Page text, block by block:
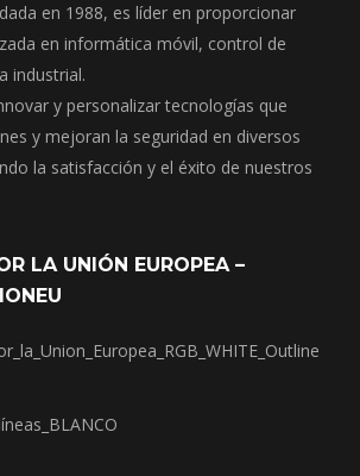
en 1988, es líder en proporcionar
en informática móvil, control de
industrial.
y personalizar tecnologías que
y mejoran la seguridad en diversos
la satisfacción y el éxito de nuestros
LA UNIÓN EUROPEA –